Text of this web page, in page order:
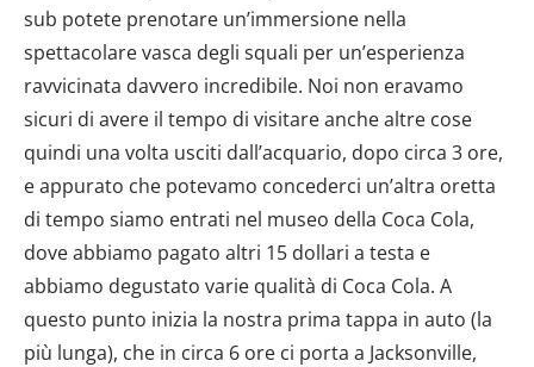
sub potete prenotare un’immersione nella
spettacolare vasca degli squali per un’esperienza
ravvicinata davvero incredibile. Noi non eravamo
sicuri di avere il tempo di visitare anche altre cose
quindi una volta usciti dall’acquario, dopo circa 3 ore,
e appurato che potevamo concederci un’altra oretta
di tempo siamo entrati nel museo della Coca Cola,
dove abbiamo pagato altri 15 dollari a testa e
abbiamo degustato varie qualità di Coca Cola. A
questo punto inizia la nostra prima tappa in auto (la
più lunga), che in circa 6 ore ci porta a Jacksonville,